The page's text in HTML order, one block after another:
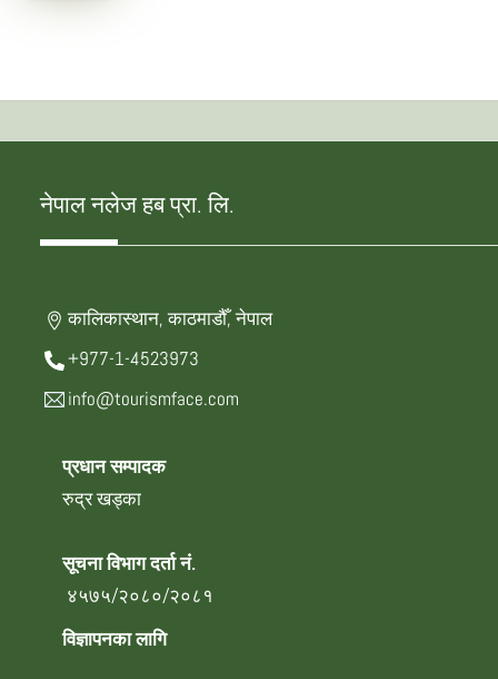
नेपाल नलेज हब प्रा. लि.
कालिकास्थान, काठमाडौँ, नेपाल
+977-1-4523973
info@tourismface.com
प्रधान सम्पादक
रुद्र खड्का
सूचना विभाग दर्ता नं.
४५७५/२०८०/२०८१
विज्ञापनका लागि